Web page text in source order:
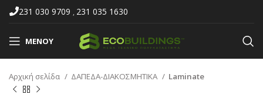
231 030 9709 , 231 035 1630
ΜΕΝΟΎ
Αρχική σελίδα ΔΑΠΕΔΑ-ΔΙΑΚΟΣΜΗΤΙΚΑ Laminate